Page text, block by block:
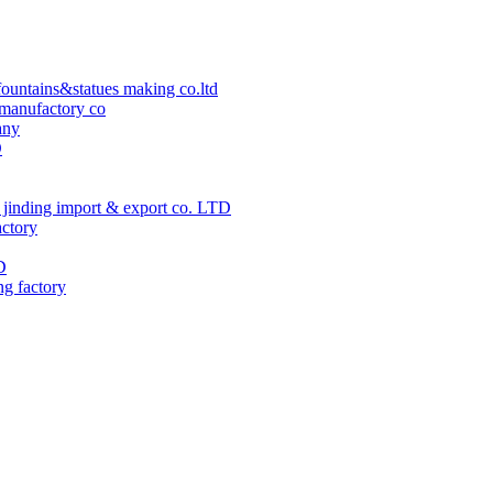
making co.ltd
co
jinding import & export co. LTD
factory